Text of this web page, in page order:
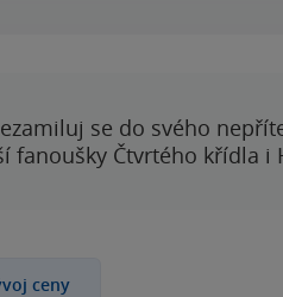
se do svého
fanoušky Čtvrtého křídla i
ceny